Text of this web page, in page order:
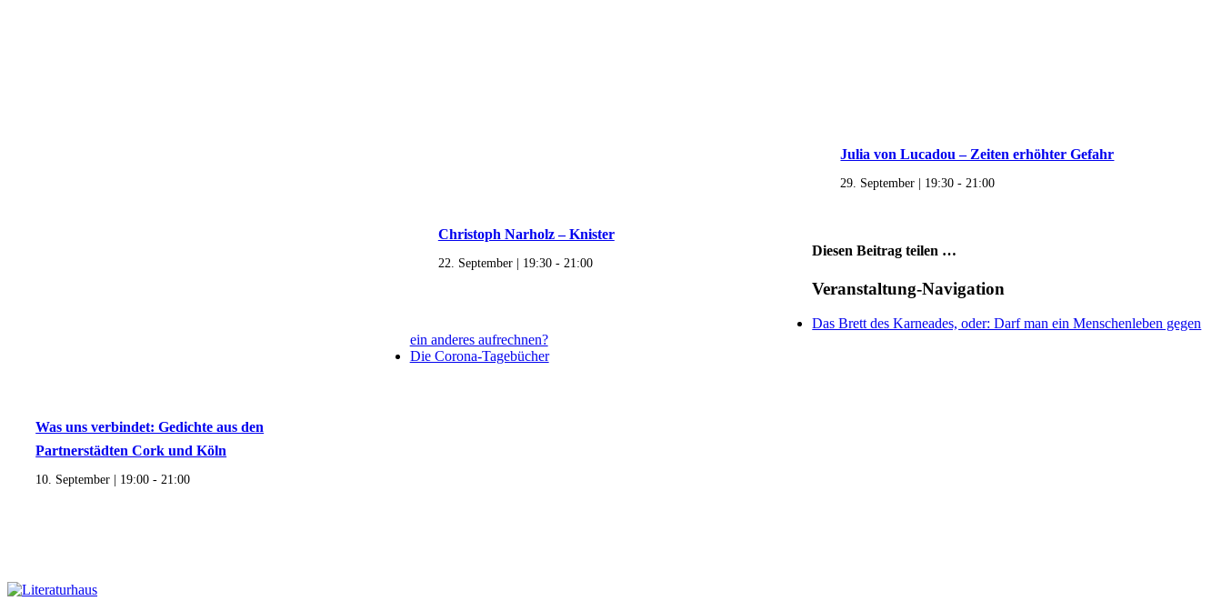
Was uns verbindet: Gedichte aus den
Partnerstädten Cork und Köln
10. September | 19:00 - 21:00
Christoph Narholz – Knister
22. September | 19:30- 21:00
Julia von Lucadou – Zeiten erhöhter Gefahr
29. September | 19:30 - 21:00
Diesen Beitrag teilen …
Facebook
X
WhatsApp
Pinterest
E-
Veranstaltung-Navigation
Das Brett des Karneades, oder: Darf man ein Menschenleben gegen
ein anderes aufrechnen?
Die Corona-Tagebücher